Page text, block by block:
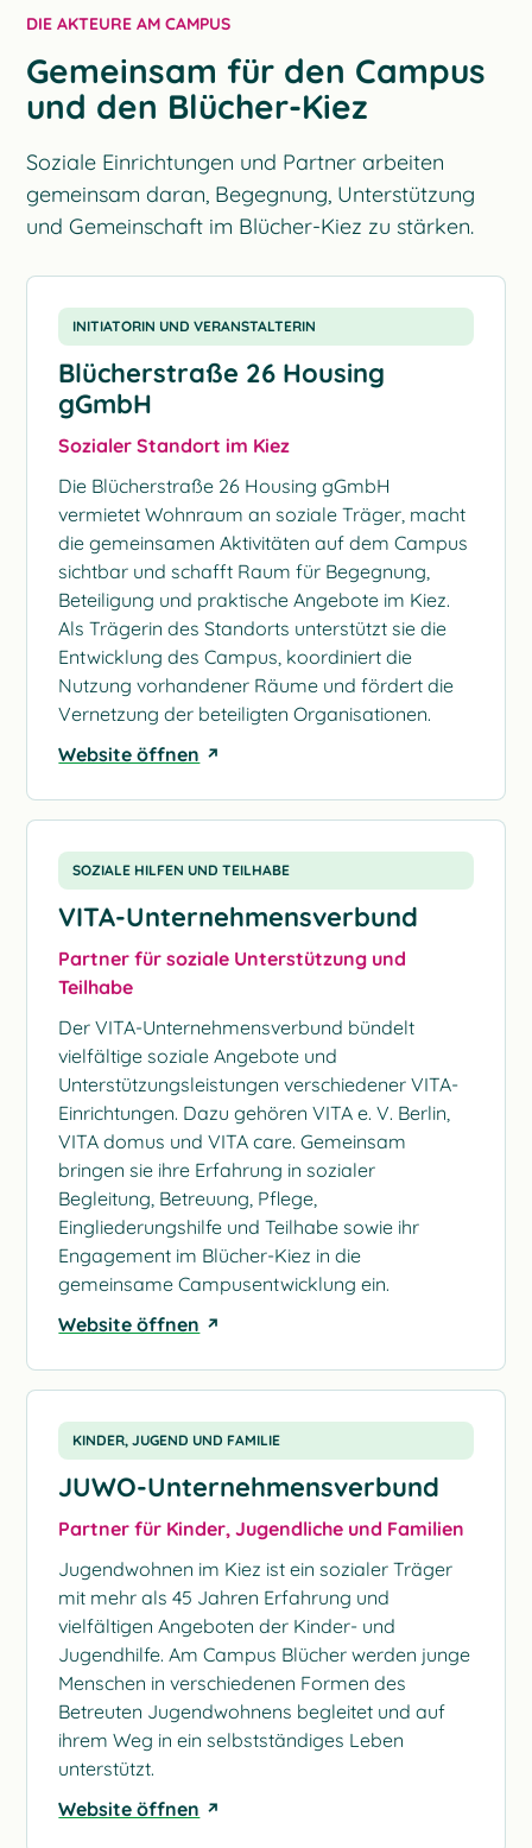
DIE AKTEURE AM CAMPUS
Gemeinsam für den Campus
und den Blücher-Kiez
Soziale Einrichtungen und Partner arbeiten
gemeinsam daran, Begegnung, Unterstützung
und Gemeinschaft im Blücher-Kiez zu stärken.
INITIATORIN UND VERANSTALTERIN
Blücherstraße 26 Housing
gGmbH
Sozialer Standort im Kiez
Die Blücherstraße 26 Housing gGmbH
vermietet Wohnraum an soziale Träger, macht
die gemeinsamen Aktivitäten auf dem Campus
sichtbar und schafft Raum für Begegnung,
Beteiligung und praktische Angebote im Kiez.
Als Trägerin des Standorts unterstützt sie die
Entwicklung des Campus, koordiniert die
Nutzung vorhandener Räume und fördert die
Vernetzung der beteiligten Organisationen.
Website öffnen
SOZIALE HILFEN UND TEILHABE
VITA-Unternehmensverbund
Partner für soziale Unterstützung und
Teilhabe
Der VITA-Unternehmensverbund bündelt
vielfältige soziale Angebote und
Unterstützungsleistungen verschiedener VITA-
Einrichtungen. Dazu gehören VITA e. V. Berlin,
VITA domus und VITA care. Gemeinsam
bringen sie ihre Erfahrung in sozialer
Begleitung, Betreuung, Pflege,
Eingliederungshilfe und Teilhabe sowie ihr
Engagement im Blücher-Kiez in die
gemeinsame Campusentwicklung ein.
Website öffnen
KINDER, JUGEND UND FAMILIE
JUWO-Unternehmensverbund
Partner für Kinder, Jugendliche und Familien
Jugendwohnen im Kiez ist ein sozialer Träger
mit mehr als 45 Jahren Erfahrung und
vielfältigen Angeboten der Kinder- und
Jugendhilfe. Am Campus Blücher werden junge
Menschen in verschiedenen Formen des
Betreuten Jugendwohnens begleitet und auf
ihrem Weg in ein selbstständiges Leben
unterstützt.
Website öffnen